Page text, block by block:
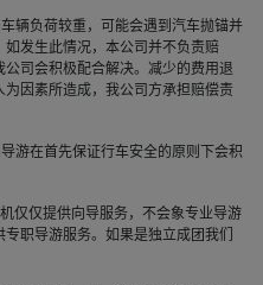
辆负荷较重，可能会遇到汽车抛锚并
发生此情况，本公司并不负责赔
司会积极配合解决。减少的费用退
因素所造成，我公司方承担赔偿责
游在首先保证行车安全的原则下会积
仅仅提供向导服务，不会象专业导游
职导游服务。如果是独立成团我们